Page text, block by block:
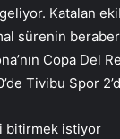
Katalan
sürenin
Copa Del
Tivibu Spor
bitirmek istiyor